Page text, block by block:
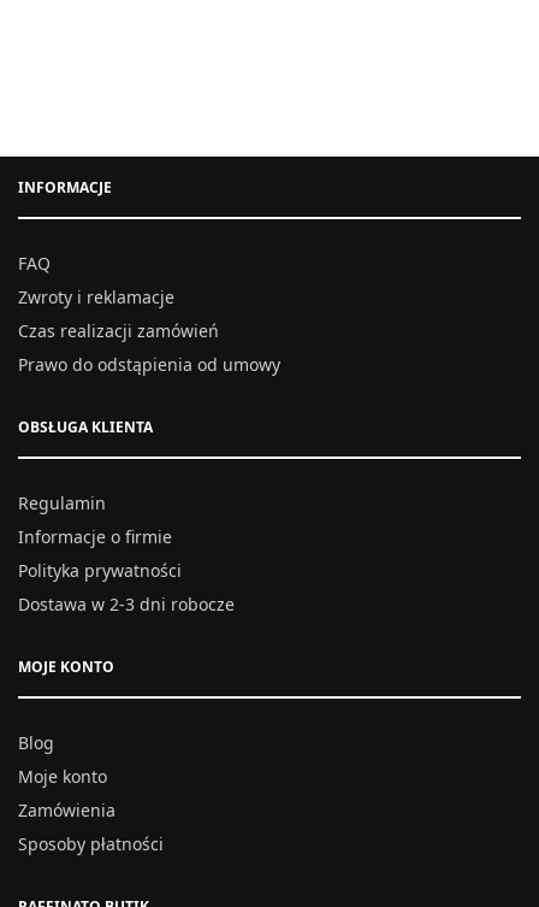
INFORMACJE
FAQ
Zwroty i reklamacje
Czas realizacji zamówień
Prawo do odstąpienia od umowy
OBSŁUGA KLIENTA
Regulamin
Informacje o firmie
Polityka prywatności
Dostawa w 2-3 dni robocze
MOJE KONTO
Blog
Moje konto
Zamówienia
Sposoby płatności